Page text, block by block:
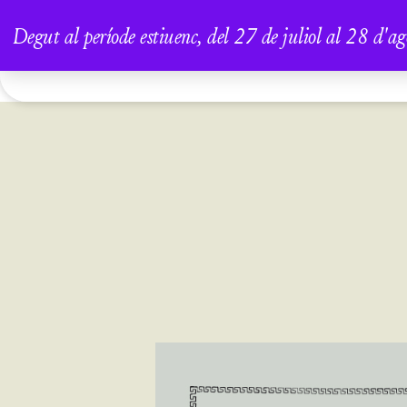
Degut al període estiuenc, del 27 de juliol al 28